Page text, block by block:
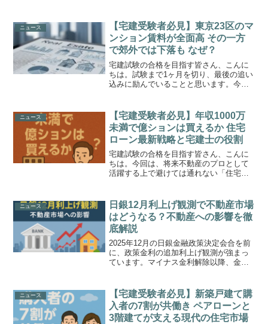
いうニュースが報じられました。これま
で上昇一辺倒に見え...
ニュース
【宅建受験者必見】東京23区のマ
ンション賃料が全面高 その一方
で郊外では下落も なぜ？
宅建試験の合格を目指す皆さん、こんに
ちは。試験まで1ヶ月を切り、最後の追い
込みに励んでいることと思います。今回
データについて解説します。昨日9月22日
に発表された2025...
ニュース
【宅建受験者必見】年収1000万
未満で億ションは買えるか 住宅
ローン最新戦略と宅建士の役割
宅建試験の合格を目指す皆さん、こんに
ちは。今回は、将来不動産のプロとして
活躍する上で避けては通れない「住宅ロ
23区の新築マンション平均価格が1億円を
超えるなど、都心での...
ニュース
日銀12月利上げ観測で不動産市場
はどうなる？不動産への影響を徹
底解説
2025年12月の日銀金融政策決定会合を前
に、政策金利の追加利上げ観測が強まっ
ています。マイナス金利解除以降、金利
ではないでしょうか。本記事では、日銀
の利上げが意味する...
ニュース
【宅建受験者必見】新築戸建て購
入者の7割が共働き ペアローンと
3階建てが支える現代の住宅市場